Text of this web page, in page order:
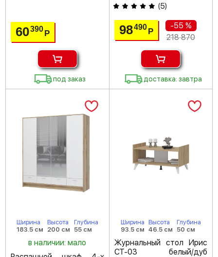
60390Р
под заказ
(5)
98490 Р
-55 %
218 870
доставка: завтра
Ширина
183.5 см
Высота
200 см
Глубина
55 см
в наличии: мало
Ширина
93.5 см
Высота
46.5 см
Глубина
50 см
Журнальный стол Ирис
СТ-03 белый/дуб